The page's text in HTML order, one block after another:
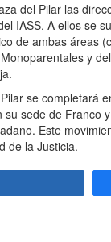
del Pilar las
IASS. A ellos se
de ambas áreas
y
se completará
sede de Franco
Este
de la Justicia.